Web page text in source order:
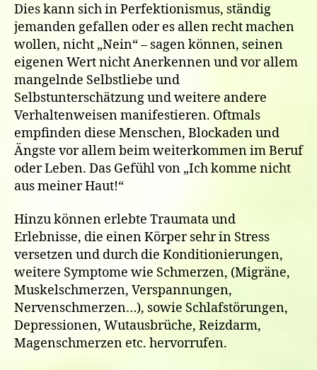
Dies kann sich in Perfektionismus, ständig
jemanden gefallen oder es allen recht machen
wollen, nicht „Nein“ – sagen können, seinen
eigenen Wert nicht Anerkennen und vor allem
mangelnde Selbstliebe und
Selbstunterschätzung und weitere andere
Verhaltenweisen manifestieren. Oftmals
empfinden diese Menschen, Blockaden und
Ängste vor allem beim weiterkommen im Beruf
oder Leben. Das Gefühl von „Ich komme nicht
aus meiner Haut!“
Hinzu können erlebte Traumata und
Erlebnisse, die einen Körper sehr in Stress
versetzen und durch die Konditionierungen,
weitere Symptome wie Schmerzen, (Migräne,
Muskelschmerzen, Verspannungen,
Nervenschmerzen…), sowie Schlafstörungen,
Depressionen, Wutausbrüche, Reizdarm,
Magenschmerzen etc. hervorrufen.